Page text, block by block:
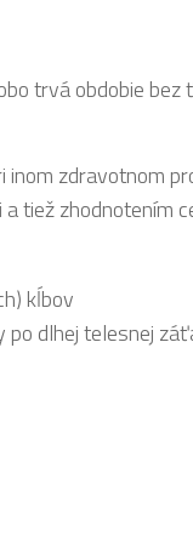
trvá obdobie bez
inom zdravotnom
tiež zhodnotením
kĺbov
po dlhej telesnej